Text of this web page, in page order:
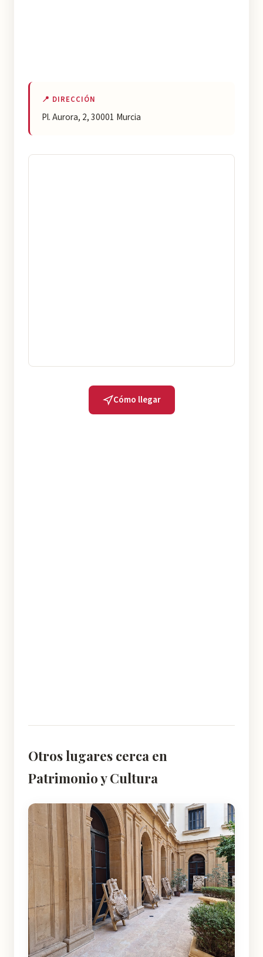
📍 DIRECCIÓN
Pl. Aurora, 2, 30001 Murcia
Cómo llegar
Otros lugares cerca en
Patrimonio y Cultura